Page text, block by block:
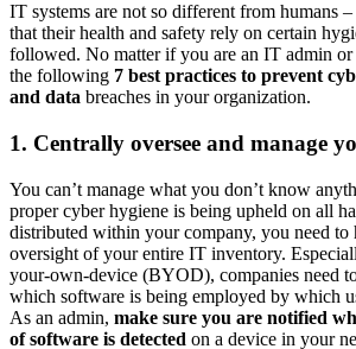
IT systems are not so different from humans –
that their health and safety rely on certain
followed. No matter if you are an IT admin or
the following 7 best practices to prevent
and data breaches in your organization.
1. Centrally oversee and manage
You can’t manage what you don’t know
proper cyber hygiene is being upheld on all
distributed within your company, you need to
oversight of your entire IT inventory.
your-own-device (BYOD), companies need
which software is being employed by which
As an admin, make sure you are notified
of software is detected on a device in your